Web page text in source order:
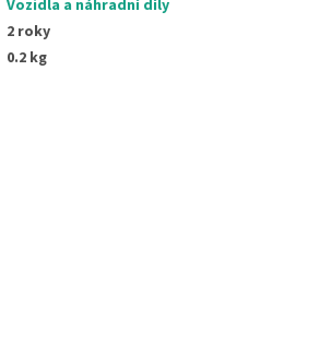
Vozidla a náhradní díly
2 roky
0.2 kg